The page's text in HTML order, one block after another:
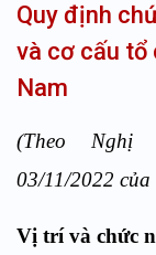
Quy định
và cơ cấu tổ
Nam
(Theo Nghị
03/11/2022
Vị trí và chức